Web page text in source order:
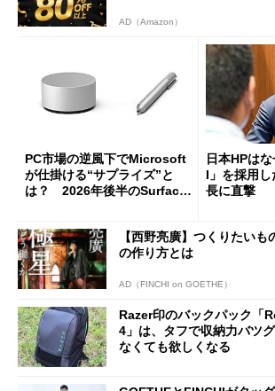
AD（Amazon）
PC市場の逆風下でMicrosoft
が仕掛ける“サプライズ”と
は？ 2026年後半のSurface
日本HPは
I」を採用
長に直撃
【西野亮廣】つくりたい
の作り方とは
AD（FINCHI on GOETHE）
Razer印のバックパック「
4」は、タフで収納力バツ
なくても欲しくなる